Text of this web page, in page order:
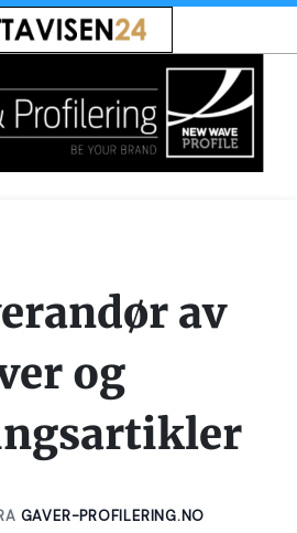
av
og
GAVER-PROFILERING.NO